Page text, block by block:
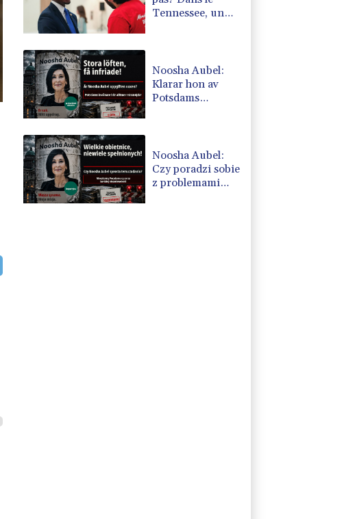
Tennessee, un
redécoupage
électoral
Noosha Aubel:
Klarar hon av
Potsdams
Noosha Aubel:
Czy poradzi sobie
z problemami